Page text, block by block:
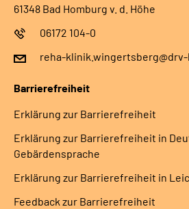
61348 Bad Homburg v. d. Höhe
06172 104-0
reha-
Barrierefreiheit
Erklärung zur Barrierefreiheit
Erklärung zur Barrierefreiheit in
Gebärdensprache
Erklärung zur Barrierefreiheit in
Feedback zur Barrierefreiheit